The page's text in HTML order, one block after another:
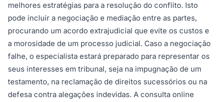
melhores estratégias para a resolução do conflito. Isto
pode incluir a negociação e mediação entre as partes,
procurando um acordo extrajudicial que evite os custos e
a morosidade de um processo judicial. Caso a negociação
falhe, o especialista estará preparado para representar os
seus interesses em tribunal, seja na impugnação de um
testamento, na reclamação de direitos sucessórios ou na
defesa contra alegações indevidas. A consulta online